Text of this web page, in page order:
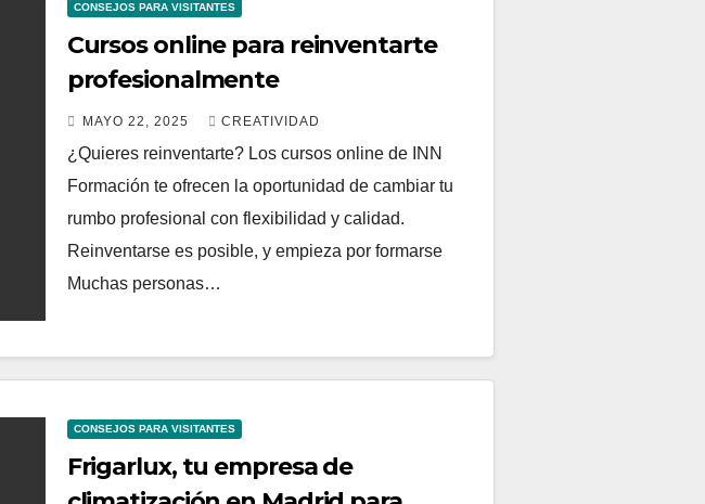
CONSEJOS PARA VISITANTES
Cursos online para reinventarte
profesionalmente
MAYO 22, 2025 CREATIVIDAD
¿Quieres reinventarte? Los cursos online de INN
Formación te ofrecen la oportunidad de cambiar tu
rumbo profesional con flexibilidad y calidad.
Reinventarse es posible, y empieza por formarse
Muchas personas…
CONSEJOS PARA VISITANTES
Frigarlux, tu empresa de